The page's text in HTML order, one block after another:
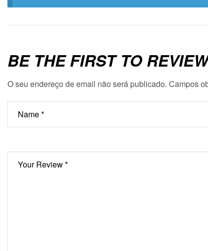
BE THE FIRST TO
O seu endereço de email não será publicado. Campos